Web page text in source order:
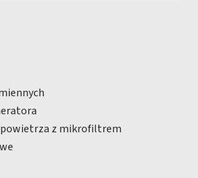
z mikrofiltrem